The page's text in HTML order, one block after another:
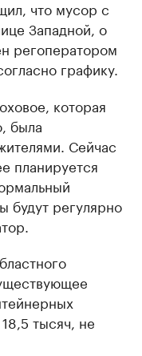
что мусор с
Западной, о
регоператором
графику.
которая
была
Сейчас
планируется
будут регулярно
тысяч, не